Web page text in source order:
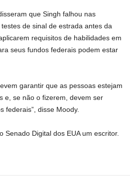
que Singh falhou nas
de sinal de estrada antes da
requisitos de habilidades em
seus fundos federais podem estar
garantir que as pessoas estejam
e, se não o fizerem, devem ser
federais”, disse Moody.
Senado Digital dos EUA um escritor.